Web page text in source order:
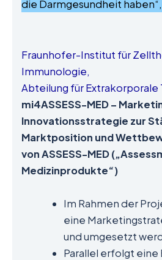
die Darmgesundheit
Fraunhofer-Institut für
Immunologie,
Abteilung für
mi4ASSESS-MED –
Innovationsstrategie zur
Marktposition und
von ASSESS-MED
Medizinprodukte“)
Im Rahmen der
eine
und umgesetzt
Parallel erfolgt eine